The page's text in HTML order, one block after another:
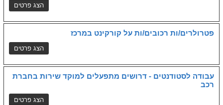
פטרולרים/ות רכובים/ות על קורקינט במרכז
עבודה לסטודנטים - דרושים מתפעלים למוקד שירות בחברת
רכב